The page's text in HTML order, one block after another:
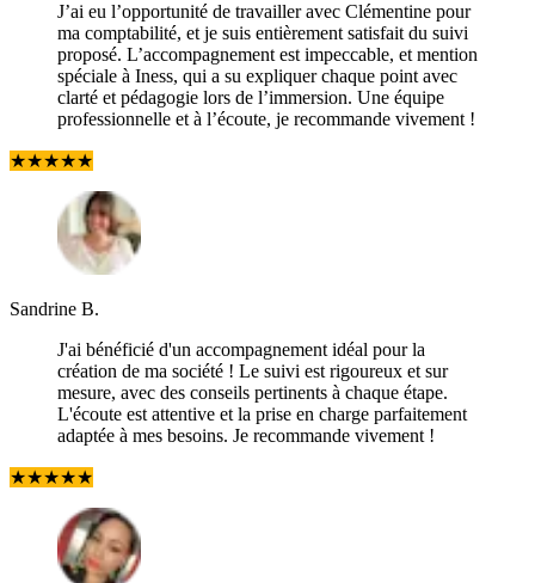
J’ai eu l’opportunité de travailler avec Clémentine pour
ma comptabilité, et je suis entièrement satisfait du suivi
proposé. L’accompagnement est impeccable, et mention
spéciale à Iness, qui a su expliquer chaque point avec
clarté et pédagogie lors de l’immersion. Une équipe
professionnelle et à l’écoute, je recommande vivement !
★★★★★
Sandrine B.
J'ai bénéficié d'un accompagnement idéal pour la
création de ma société ! Le suivi est rigoureux et sur
mesure, avec des conseils pertinents à chaque étape.
L'écoute est attentive et la prise en charge parfaitement
adaptée à mes besoins. Je recommande vivement !
★★★★★